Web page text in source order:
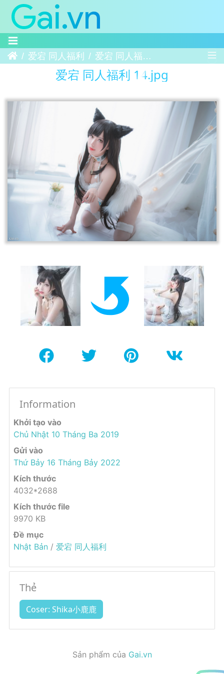
Trang chủ爱宕 同人福利 爱宕 同人福利 14
爱宕 同人福利 14.jpg
Information
Khởi tạo vào
Chủ Nhật 10 Tháng Ba 2019
Gửi vào
Thứ Bảy 16 Tháng Bảy 2022
Kích thước
4032*2688
Kích thước file
9970 KB
Đề mục
Nhật Bản / 爱宕 同人福利
Thẻ
Coser: Shika小鹿鹿
Sản phẩm của Gai.vn